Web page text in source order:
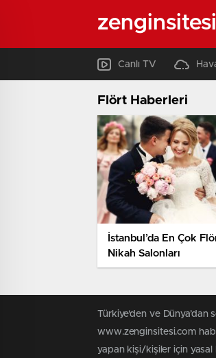
Canlı TV
Flört Haberleri
İstanbul’da En Çok
Nikah Salonları
Türkiye'den ve
www.zenginsitesi.com
yapan kişi/kişiler için yasal